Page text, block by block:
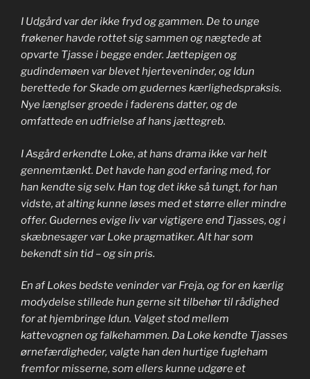
I Udgård var der ikke fryd og gammen. De to unge
frøkener havde rottet sig sammen og nægtede at
opvarte Tjasse i begge ender. Jættepigen og
gudindemøen var blevet hjerteveninder, og Idun
berettede for Skade om gudernes kærlighedspraksis.
Nye længlser groede i faderens datter, og de
omfattede en udfrielse af hans jættegreb.
I Asgård erkendte Loke, at hans drama ikke var helt
gennemtænkt. Det havde han god erfaring med, for
han kendte sig selv. Han tog det ikke så tungt, for han
vidste, at alting kunne løses med et større eller mindre
offer. Gudernes evige liv var vigtigere end Tjasses, og i
skæbnesager var Loke pragmatiker. Alt har som
bekendt sin tid – og sin pris.
En af Lokes bedste veninder var Freja, og for en kærlig
modydelse stillede hun gerne sit tilbehør til rådighed
for at hjembringe Idun. Valget stod mellem
kattevognen og falkehammen. Da Loke kendte Tjasses
ørnefærdigheder, valgte han den hurtige fugleham
fremfor misserne, som ellers kunne udgøre et